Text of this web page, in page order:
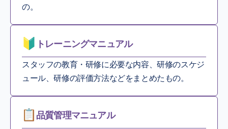
の。
トレーニングマニュアル
スタッフの教育・研修に必要な内容、研修のスケジ
ュール、研修の評価方法などをまとめたもの。
品質管理マニュアル